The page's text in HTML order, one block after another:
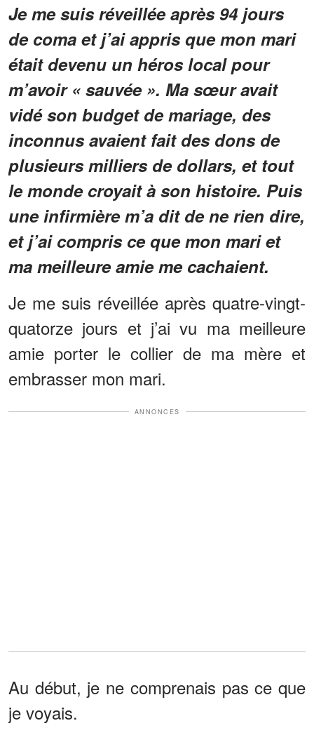
Je me suis réveillée après 94 jours
de coma et j’ai appris que mon mari
était devenu un héros local pour
m’avoir « sauvée ». Ma sœur avait
vidé son budget de mariage, des
inconnus avaient fait des dons de
plusieurs milliers de dollars, et tout
le monde croyait à son histoire. Puis
une infirmière m’a dit de ne rien dire,
et j’ai compris ce que mon mari et
ma meilleure amie me cachaient.
Je me suis réveillée après quatre-vingt-
quatorze jours et j’ai vu ma meilleure
amie porter le collier de ma mère et
embrasser mon mari.
ANNONCES
Au début, je ne comprenais pas ce que
je voyais.